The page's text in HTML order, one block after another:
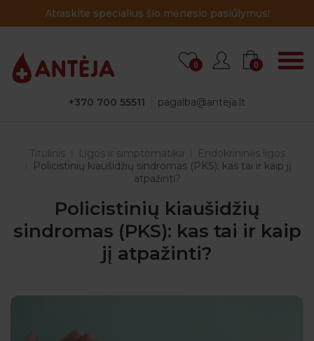
Atraskite specialius šio mėnesio pasiūlymus!
+370 700 55511 pagalba@anteja.lt
0 0
Titulinis Ligos ir simptomatika
Endokrininės ligos
Policistinių kiaušidžių sindromas (PKS): kas tai ir kaip jį
atpažinti?
Policistinių kiaušidžių
sindromas (PKS): kas tai ir kaip
jį atpažinti?